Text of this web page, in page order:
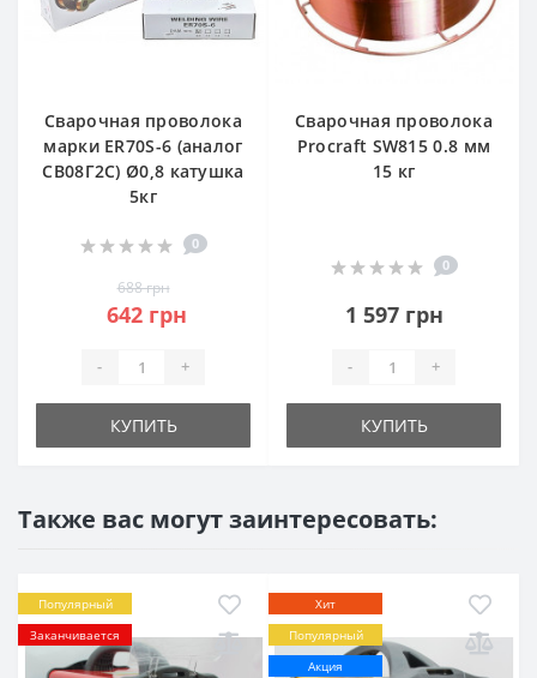
Сварочная проволока
марки ER70S-6 (аналог
СВ08Г2С) Ø0,8 катушка
5кг
0
688 грн
642 грн
- +
КУПИТЬ
Сварочная проволока
Procraft SW815 0.8 мм
15 кг
0
1 597 грн
- +
КУПИТЬ
Также вас могут заинтересовать:
Популярный
Заканчивается
Хит
Популярный
Акция